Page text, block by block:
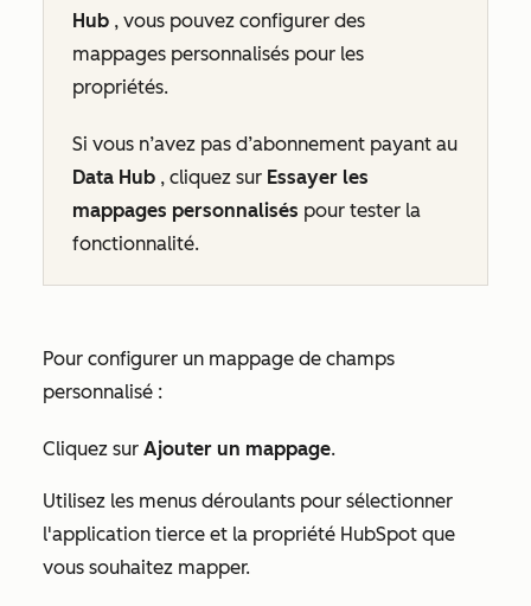
Hub , vous pouvez configurer des
mappages personnalisés pour les
propriétés.
Si vous n’avez pas d’abonnement payant au
Data Hub , cliquez sur Essayer les
mappages personnalisés pour tester la
fonctionnalité.
Pour configurer un mappage de champs
personnalisé :
Cliquez sur Ajouter un mappage.
Utilisez les menus déroulants pour sélectionner
l'application tierce et la propriété HubSpot que
vous souhaitez mapper.